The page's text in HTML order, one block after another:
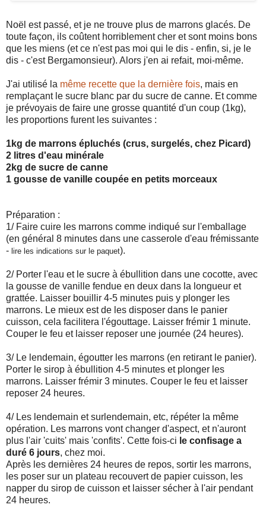
Noël est passé, et je ne trouve plus de marrons glacés. De
toute façon, ils coûtent horriblement cher et sont moins bons
que les miens (et ce n'est pas moi qui le dis - enfin, si, je le
dis - c'est Bergamonsieur). Alors j'en ai refait, moi-même.
J'ai utilisé la même recette que la dernière fois, mais en
remplaçant le sucre blanc par du sucre de canne. Et comme
je prévoyais de faire une grosse quantité d'un coup (1kg),
les proportions furent les suivantes :
1kg de marrons épluchés (crus, surgelés, chez Picard)
2 litres d'eau minérale
2kg de sucre de canne
1 gousse de vanille coupée en petits morceaux
Préparation :
1/ Faire cuire les marrons comme indiqué sur l'emballage
(en général 8 minutes dans une casserole d'eau frémissante
- lire les indications sur le paquet).
2/ Porter l'eau et le sucre à ébullition dans une cocotte, avec
la gousse de vanille fendue en deux dans la longueur et
grattée. Laisser bouillir 4-5 minutes puis y plonger les
marrons. Le mieux est de les disposer dans le panier
cuisson, cela facilitera l'égouttage. Laisser frémir 1 minute.
Couper le feu et laisser reposer une journée (24 heures).
3/ Le lendemain, égoutter les marrons (en retirant le panier).
Porter le sirop à ébullition 4-5 minutes et plonger les
marrons. Laisser frémir 3 minutes. Couper le feu et laisser
reposer 24 heures.
4/ Les lendemain et surlendemain, etc, répéter la même
opération. Les marrons vont changer d'aspect, et n'auront
plus l'air 'cuits' mais 'confits'. Cette fois-ci le confisage a
duré 6 jours, chez moi.
Après les dernières 24 heures de repos, sortir les marrons,
les poser sur un plateau recouvert de papier cuisson, les
napper du sirop de cuisson et laisser sécher à l'air pendant
24 heures.